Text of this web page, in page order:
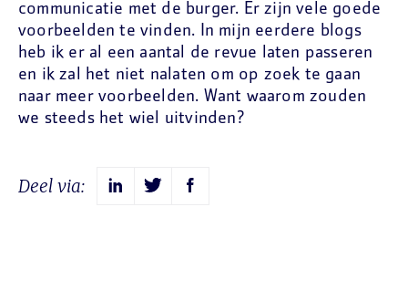
communicatie met de burger. Er zijn vele goede
voorbeelden te vinden. In mijn eerdere blogs
heb ik er al een aantal de revue laten passeren
en ik zal het niet nalaten om op zoek te gaan
naar meer voorbeelden. Want waarom zouden
we steeds het wiel uitvinden?
Deel via: